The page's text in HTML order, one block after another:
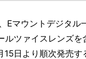
Eマウントデジタル
ルツァイスレンズを
日より順次発売す